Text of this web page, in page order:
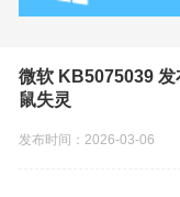
微软 KB5075039
鼠失灵
发布时间：2026-03-06